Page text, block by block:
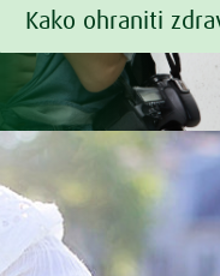
Kako ohraniti